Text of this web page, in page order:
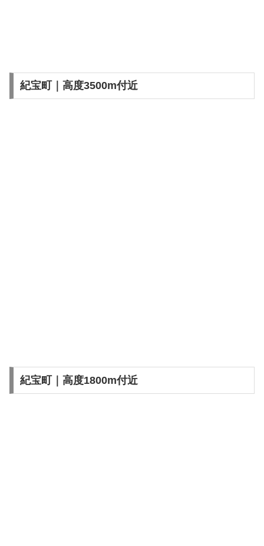
紀宝町｜高度3500m付近
紀宝町｜高度1800m付近